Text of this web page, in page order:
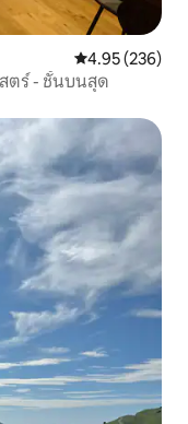
คะแนนเฉลี่ย
4.95 (236)
ตร์ - ชั้นบนสุด